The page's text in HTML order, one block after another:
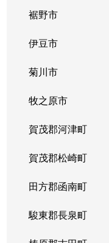
裾野市
伊豆市
菊川市
牧之原市
賀茂郡河津町
賀茂郡松崎町
田方郡函南町
駿東郡長泉町